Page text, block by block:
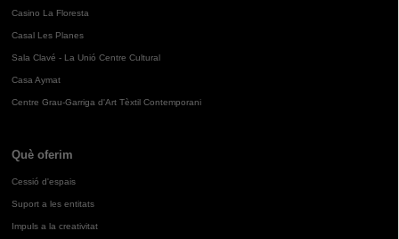
Casino La Floresta
Casal Les Planes
Sala Clavé - La Unió Centre Cultural
Casa Aymat
Centre Grau-Garriga d'Art Tèxtil Contemporani
Què oferim
Cessió d'espais
Suport a les entitats
Impuls a la creativitat